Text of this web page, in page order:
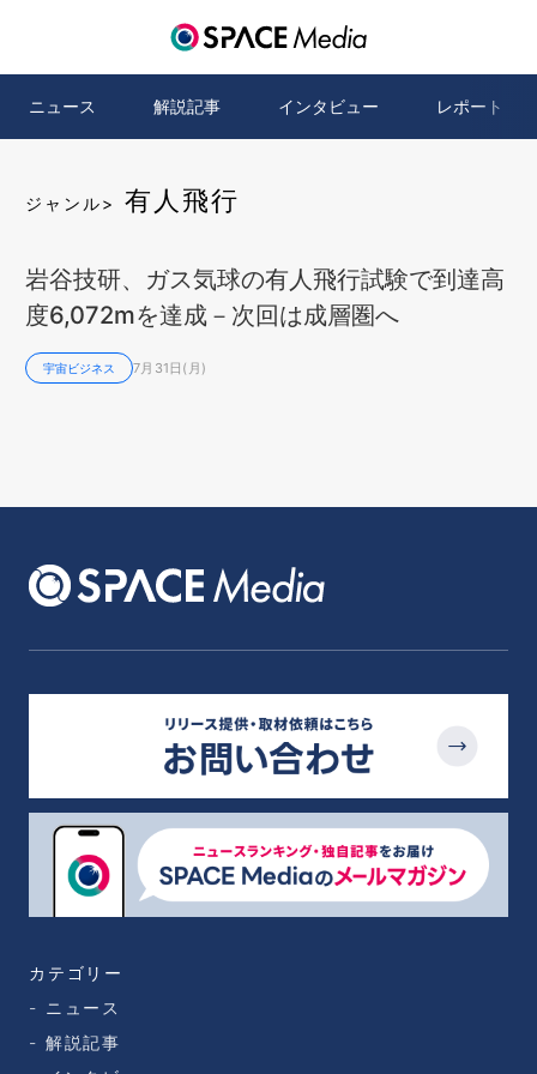
ニュース 解説記事 インタビュー レポート
ジャンル> 有人飛行
岩谷技研、ガス気球の有人飛行試験で到達高
度6,072mを達成－次回は成層圏へ
宇宙ビジネス 7月31日(月)
カテゴリー
ニュース
解説記事